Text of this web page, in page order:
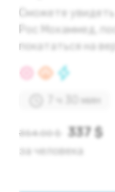
Сможете увидеть
Рос Мохаммед,
покататься на
7 ч 30 мин
354.00 $ 337 $
за человека